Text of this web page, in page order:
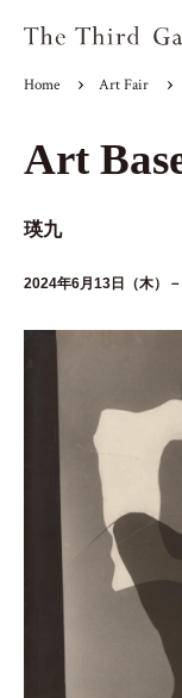
Home Art Fair
Art
瑛九
2024年6月13日（木）－